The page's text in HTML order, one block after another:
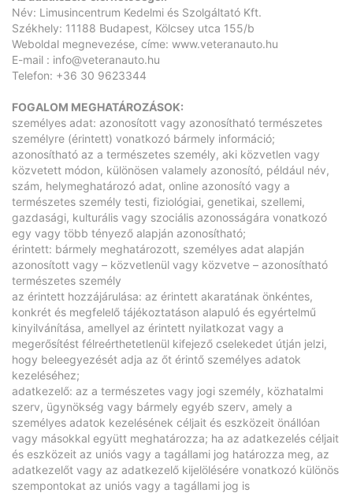
Név: Limusincentrum Kedelmi és Szolgáltató Kft.
Székhely: 11188 Budapest, Kölcsey utca 155/b
Weboldal megnevezése, címe: www.veteranauto.hu
E-mail : info@veteranauto.hu
Telefon: +36 30 9623344
FOGALOM MEGHATÁROZÁSOK:
személyes adat: azonosított vagy azonosítható természetes
személyre (érintett) vonatkozó bármely információ;
azonosítható az a természetes személy, aki közvetlen vagy
közvetett módon, különösen valamely azonosító, például név,
szám, helymeghatározó adat, online azonosító vagy a
természetes személy testi, fiziológiai, genetikai, szellemi,
gazdasági, kulturális vagy szociális azonosságára vonatkozó
egy vagy több tényező alapján azonosítható;
érintett: bármely meghatározott, személyes adat alapján
azonosított vagy – közvetlenül vagy közvetve – azonosítható
természetes személy
az érintett hozzájárulása: az érintett akaratának önkéntes,
konkrét és megfelelő tájékoztatáson alapuló és egyértelmű
kinyilvánítása, amellyel az érintett nyilatkozat vagy a
megerősítést félreérthetetlenül kifejező cselekedet útján jelzi,
hogy beleegyezését adja az őt érintő személyes adatok
kezeléséhez;
adatkezelő: az a természetes vagy jogi személy, közhatalmi
szerv, ügynökség vagy bármely egyéb szerv, amely a
személyes adatok kezelésének céljait és eszközeit önállóan
vagy másokkal együtt meghatározza; ha az adatkezelés céljait
és eszközeit az uniós vagy a tagállami jog határozza meg, az
adatkezelőt vagy az adatkezelő kijelölésére vonatkozó különös
szempontokat az uniós vagy a tagállami jog is